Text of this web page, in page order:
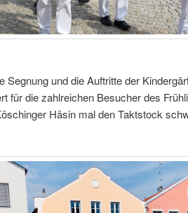
Segnung und die Auftritte der
für die zahlreichen Besucher des
Häsin mal den Taktstock